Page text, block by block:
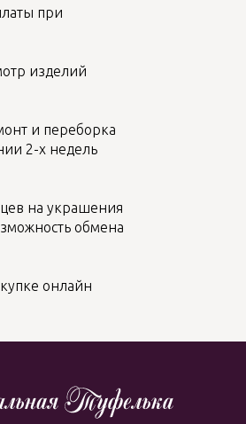
и переборка
2-х недель
изделий
на украшения
обмена
при
онлайн